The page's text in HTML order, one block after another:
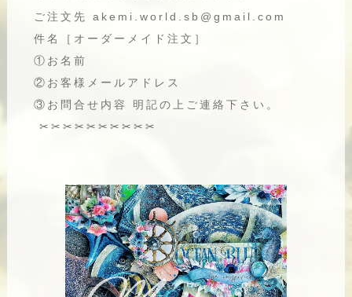
ご注文先 akemi.world.sb@gmail.com
件名［オーダーメイド注文］
①お名前
②お客様メールアドレス
③お問合せ内容 明記の上ご連絡下さい。
✂︎✂︎✂︎✂︎✂︎✂︎✂︎✂︎✂︎✂︎